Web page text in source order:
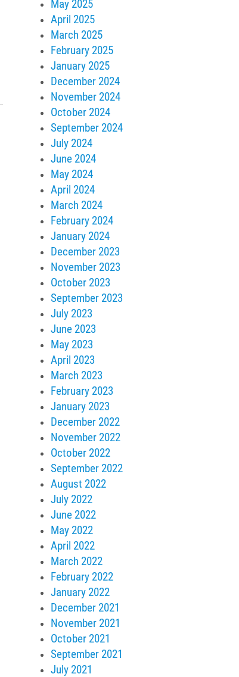
May 2025
April 2025
March 2025
February 2025
January 2025
December 2024
November 2024
October 2024
September 2024
July 2024
June 2024
May 2024
April 2024
March 2024
February 2024
January 2024
December 2023
November 2023
October 2023
September 2023
July 2023
June 2023
May 2023
April 2023
March 2023
February 2023
January 2023
December 2022
November 2022
October 2022
September 2022
August 2022
July 2022
June 2022
May 2022
April 2022
March 2022
February 2022
January 2022
December 2021
November 2021
October 2021
September 2021
July 2021